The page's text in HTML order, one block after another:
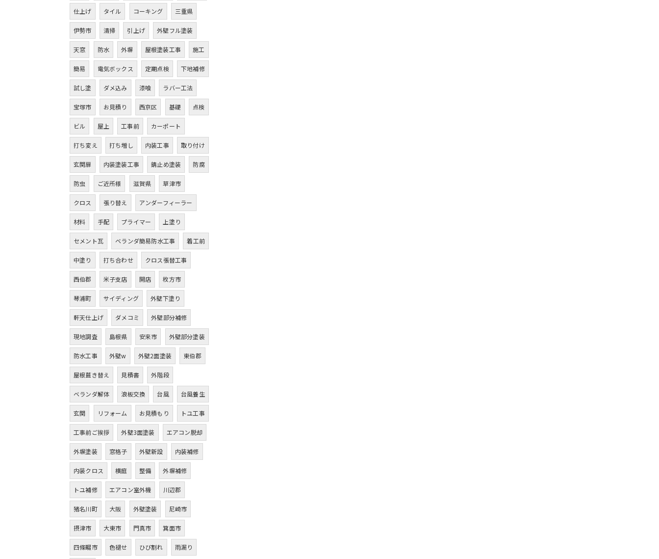
仕上げ タイル コーキング 三重県
伊勢市 清掃 引上げ 外壁フル塗装
天窓 防水 外塀 屋根塗装工事 施工
簡易 電気ボックス 定期点検 下地補修
試し塗 ダメ込み 漆喰 ラバー工法
宝塚市 お見積り 西京区 基礎 点検
ビル 屋上 工事前 カーポート
打ち変え 打ち増し 内装工事 取り付け
玄関扉 内装塗装工事 錆止め塗装 防腐
防虫 ご近所様 滋賀県 草津市
クロス 張り替え アンダーフィーラー
材料 手配 プライマー 上塗り
セメント瓦 ベランダ簡易防水工事 着工前
中塗り 打ち合わせ クロス張替工事
西伯郡 米子支店 開店 枚方市
琴浦町 サイディング 外壁下塗り
軒天仕上げ ダメコミ 外壁部分補修
現地調査 島根県 安来市 外壁部分塗装
防水工事 外壁w 外壁2面塗装 東伯郡
屋根葺き替え 見積書 外階段
ベランダ解体 浪板交換 台風 台風養生
玄関 リフォーム お見積もり トユ工事
工事前ご挨拶 外壁3面塗装 エアコン脱却
外塀塗装 窓格子 外壁新設 内装補修
内装クロス 横庭 整備 外塀補修
トユ補修 エアコン室外機 川辺郡
猪名川町 大阪 外壁塗装 尼崎市
摂津市 大東市 門真市 箕面市
四條畷市 色褪せ ひび割れ 雨漏り